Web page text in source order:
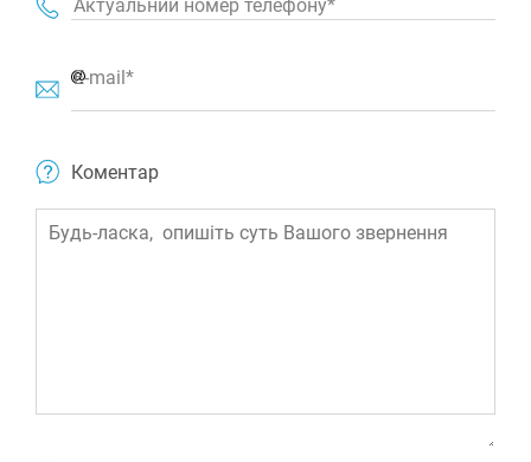
Актуальний номер телефону*
E-mail*
Коментар